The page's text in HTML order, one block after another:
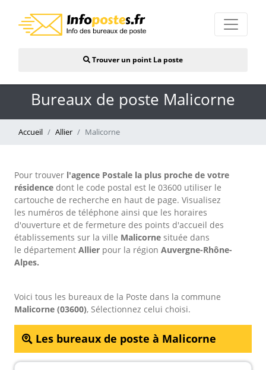
Trouver un point La poste
Bureaux de poste Malicorne
Accueil Allier Malicorne
Pour trouver l'agence Postale la plus proche de votre
résidence dont le code postal est le 03600 utiliser le
cartouche de recherche en haut de page. Visualisez
les numéros de téléphone ainsi que les horaires
d'ouverture et de fermeture des points d'accueil des
établissements sur la ville Malicorne située dans
le département Allier pour la région Auvergne-Rhône-
Alpes.
Voici tous les bureaux de la Poste dans la commune
Malicorne (03600), Sélectionnez celui choisi.
Les bureaux de poste à Malicorne